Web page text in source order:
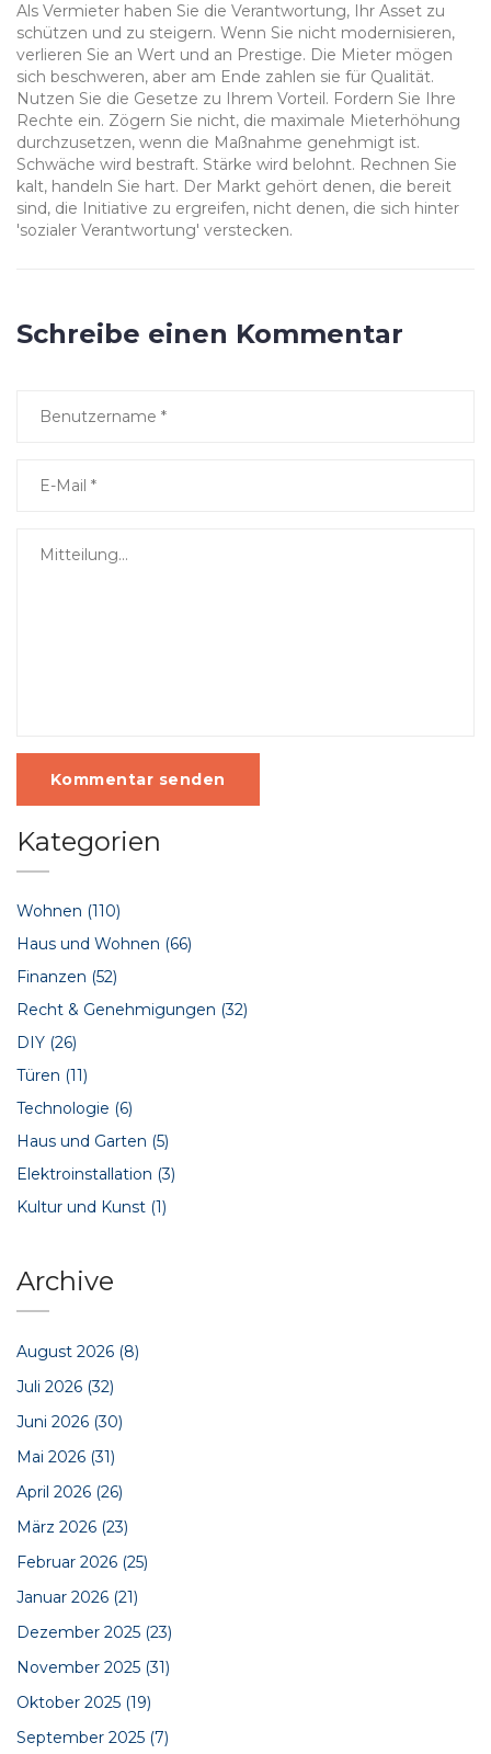
Als Vermieter haben Sie die Verantwortung, Ihr Asset zu
schützen und zu steigern. Wenn Sie nicht modernisieren,
verlieren Sie an Wert und an Prestige. Die Mieter mögen
sich beschweren, aber am Ende zahlen sie für Qualität.
Nutzen Sie die Gesetze zu Ihrem Vorteil. Fordern Sie Ihre
Rechte ein. Zögern Sie nicht, die maximale Mieterhöhung
durchzusetzen, wenn die Maßnahme genehmigt ist.
Schwäche wird bestraft. Stärke wird belohnt. Rechnen Sie
kalt, handeln Sie hart. Der Markt gehört denen, die bereit
sind, die Initiative zu ergreifen, nicht denen, die sich hinter
'sozialer Verantwortung' verstecken.
Schreibe einen Kommentar
Kommentar senden
Kategorien
Wohnen (110)
Haus und Wohnen (66)
Finanzen (52)
Recht & Genehmigungen (32)
DIY (26)
Türen (11)
Technologie (6)
Haus und Garten (5)
Elektroinstallation (3)
Kultur und Kunst (1)
Archive
August 2026 (8)
Juli 2026 (32)
Juni 2026 (30)
Mai 2026 (31)
April 2026 (26)
März 2026 (23)
Februar 2026 (25)
Januar 2026 (21)
Dezember 2025 (23)
November 2025 (31)
Oktober 2025 (19)
September 2025 (7)